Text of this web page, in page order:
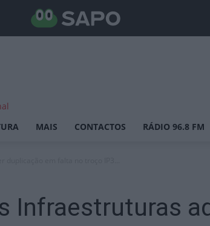
MAIS CONTACTOS RÁDIO 96.8 FM
Infraestruturas